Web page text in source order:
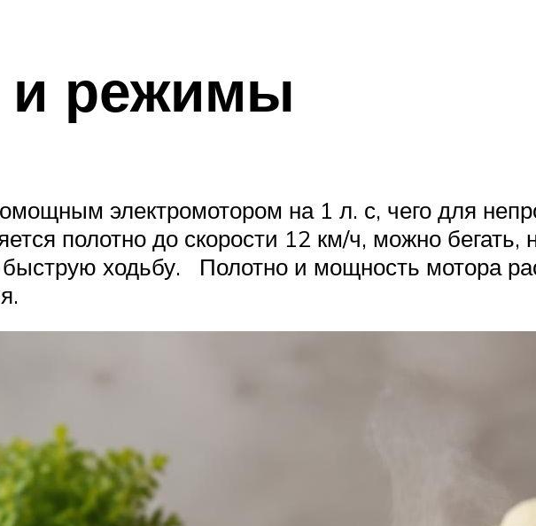
и режимы
электромотором на 1 л. с, чего для
полотно до скорости 12 км/ч, можно
ходьбу. Полотно и мощность мотора